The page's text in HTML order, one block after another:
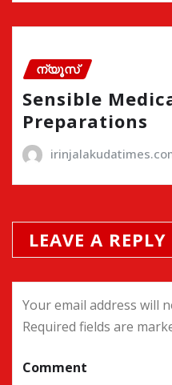
ന്യൂസ്
Sensible
Preparations
LEAVE A REPLY
Your email address will
Required fields are
Comment